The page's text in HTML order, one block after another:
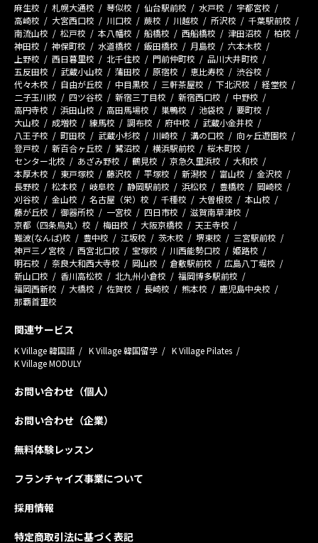
麻生校 札幌大通校 琴似校 仙台駅前校 水戸校
宇都宮校
高崎校
大宮西口校 川口校 蕨校 川越校 所沢校
千葉駅前校
南流山校
松戸校 本八幡校 船橋校 西船橋校 津田沼校
柏校
神田校
神保町校 水道橋校 飯田橋校 月島校
六本木校
上野校
西日暮里校 北千住校 門前仲町校
品川大井町校
五反田校
武蔵小山校 蒲田校 原宿校 恵比寿校
渋谷校
代々木校
自由が丘校 中目黒校 三軒茶屋校 下北沢校
経堂校
二子玉川校
四ツ谷校 新宿三丁目校 新宿西口校
中野校
高円寺校
浜田山校 高田馬場校 巣鴨校 池袋校
要町校
大山校
成増校 練馬校 調布校 府中校
武蔵小金井校
八王子校
町田校 武蔵小杉校 川崎校 溝の口校
向ヶ丘遊園校
登戸校
新百合ヶ丘校 鷺沼校 横浜駅前校
桜木町校
センター北校
あざみ野校 鶴見校 京急久里浜校
大和校
本厚木校
東戸塚校 藤沢校 平塚校 新潟校 富山校
金沢校
長野校
松本校 岐阜校 静岡駅前校 浜松校 豊橋校
岡崎校
刈谷校
金山校 名古屋（栄）校 千種校 大曽根校
本山校
藤が丘校
御器所校 一宮校 四日市校
滋賀南草津校
京都（四条烏丸）校
梅田校 大阪京橋校
天王寺校
難波(なんば)校
豊中校 江坂校 茨木校 堺東校
三宮駅前校
神戸三ノ宮校
西宮北口校 宝塚校 川西能勢口校
姫路校
明石校
奈良大和西大寺校 岡山校 倉敷駅前校
広島八丁堀校
新山口校
香川高松校 北九州小倉校
福岡博多駅前校
福岡西新校
大橋校 佐賀校 長崎校 熊本校
鹿児島中央校
那覇首里校
関連サービス
K Village 韓国語 K Village 韓国留学
K Village Pilates
K Village MODULY
お問い合わせ（個人）
お問い合わせ（企業）
無料体験レッスン
フランチャイズ事業について
採用情報
特定商取引法に基づく表記